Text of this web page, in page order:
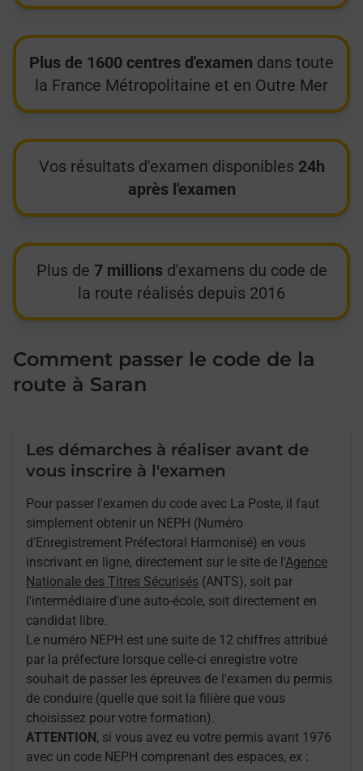
Plus de 1600 centres d'examen dans toute
la France Métropolitaine et en Outre Mer
Vos résultats d'examen disponibles 24h
après l'examen
Plus de 7 millionsd'examens du code de
la route réalisés depuis 2016
Comment passer le code de la
route à Saran
Les démarches à réaliser avant de
vous inscrire à l'examen
Pour passer l'examen du code avec La Poste, il faut
simplement obtenir un NEPH (Numéro
d'Enregistrement Préfectoral Harmonisé) en vous
inscrivant en ligne, directement sur le site de l'Agence
Nationale des Titres Sécurisés (ANTS), soit par
l'intermédiaire d'une auto-école, soit directement en
candidat libre.
Le numéro NEPH est une suite de 12 chiffres attribué
par la préfecture lorsque celle-ci enregistre votre
souhait de passer les épreuves de l'examen du permis
de conduire (quelle que soit la filière que vous
choisissez pour votre formation).
ATTENTION , si vous avez eu votre permis avant 1976
avec un code NEPH comprenant des espaces, ex :